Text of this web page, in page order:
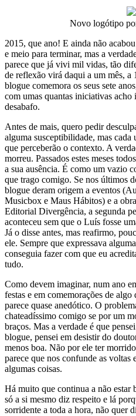
Novo logótipo
2015, que ano! E ainda não
e meio para terminar, mas a
parece que já vivi mil vidas, tão
de reflexão virá daqui a um mês, a
blogue comemora os seus sete
com umas quantas iniciativas acho
desabafo.
Antes de mais, quero pedir
alguma susceptibilidade, mas cada
que perceberão o contexto. A
morreu. Passados estes meses
a sua ausência. É como um vazio
que trago comigo. Se nos últimos
blogue deram origem a eventos
Musicbox e Maus Hábitos) e a
Editorial Divergência, a segunda
aconteceu sem que o Luís fosse
Já o disse antes, mas reafirmo,
ele. Sempre que expressava
conseguia fazer com que eu
tudo.
Como devem imaginar, num ano
festas e em comemorações de
parece quase anedótico. O
chateadíssimo comigo se por um
braços. Mas a verdade é que
blogue, pensei em desistir do
menos boa. Não por ele ter
parece que nos confunde as voltas
algumas coisas.
Há muito que continua a não estar
só a si mesmo diz respeito e lá
sorridente a toda a hora, não quer